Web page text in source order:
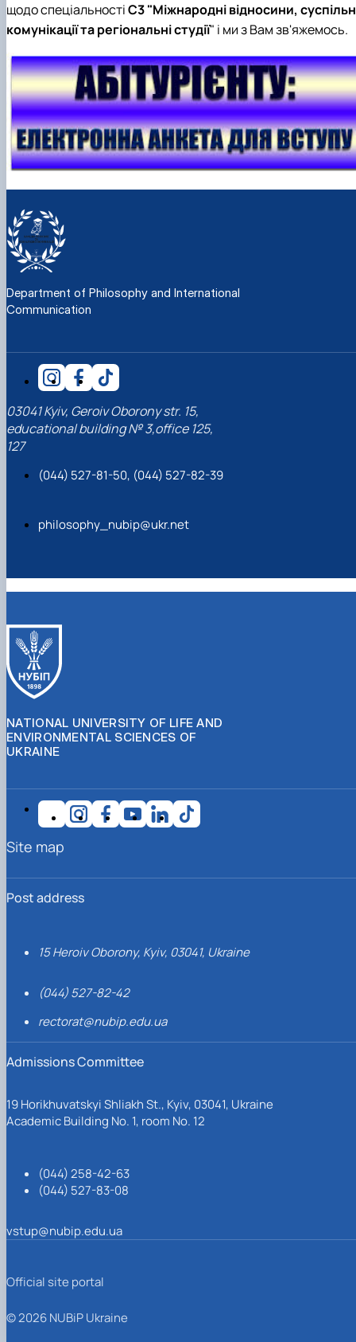
щодо спеціальностіC3 "Міжнародні відносини,
комунікації та регіональні студії" і ми з Вам зв'яжемось.
Department of Philosophy and International
Communication
03041 Kyiv, Geroiv Oborony str. 15,
educational building № 3,office 125,
127
(044) 527-81-50, (044) 527-82-39
philosophy_nubip@ukr.net
NATIONAL UNIVERSITY OF LIFE AND
ENVIRONMENTAL SCIENCES OF
UKRAINE
Post address
15 Heroiv Oborony, Kyiv, 03041, Ukraine
(044) 527-82-42
rectorat@nubip.edu.ua
Admissions Committee
19 Horikhuvatskyi Shliakh St., Kyiv, 03041, Ukraine
Academic Building No. 1, room No. 12
(044) 258-42-63
(044) 527-83-08
vstup@nubip.edu.ua
Site map
Official site portal
© 2026 NUBiP Ukraine